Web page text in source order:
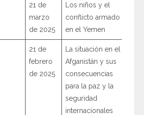
21 de
marzo
de 2025
Los niños y el
conflicto armado
en el Yemen
21 de
febrero
de 2025
La situación en el
Afganistán y sus
consecuencias
para la paz y la
seguridad
internacionales